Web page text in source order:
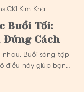
Kim Kha
Buổi Tối:
Đúng Cách
nhau. Buổi sáng tập
điều này giúp bạn